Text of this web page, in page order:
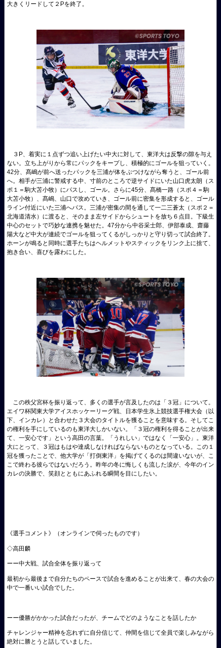
大きくリードして２Pを終了。
３P、着実に１点ずつ追い上げたい中大に対して、東洋大は反撃の隙を与え
ない。立ち上がりから常にパックをキープし、積極的にゴールを狙っていく。
42分、髙嶋が前へ送ったパックを三浦が体をぶつけながら奪うと、ゴール前
へ。相手が三浦に警戒する中、寸前のところで逆サイドにいた山口虎太朗（ス
ポ１＝駒大苫小牧）にパスし、ゴール。さらに45分、髙橋一路（スポ４＝駒
大苫小牧）、髙嶋、山口で攻めていき、ゴール前に密集を形成すると、ゴール
ライン付近にいた三浦へパス。三浦が密集の間を通して一二三蒼太（スポ２＝
北海道清水）に渡ると、そのまま左サイドからシュートを放ち６点目。下級生
中心のセットで巧妙な連携を魅せた。47分から中谷采士郎、伊部泰成、齋藤
陽大など中大が連続でゴールを狙ってくるがしっかりと守り切って試合終了。
ホーンが鳴ると同時に選手たちはヘルメットやスティックをリンク上に捨て、
抱き合い、喜びを露わにした。
この秩父宮杯を振り返って、多くの選手が言及したのは「３冠」について。
エイワ杯関東大学アイスホッケーリーグ戦、日本学生氷上競技選手権大会（以
下、インカレ）と合わせた３大会のタイトルを獲ることを意味する。そしてこ
の権利を手にしているのも東洋大しかいない。「３冠の権利を得ることが出来
て、一安心です」という高田の言葉。「うれしい」ではなく「一安心」。東洋
大にとって、３冠はもはや達成しなければならないものとなっている。この１
冠を獲ったことで、他大学が「打倒東洋」を掲げてくるのは間違いないが、こ
こで終わる彼らではないだろう。昨年の冬に悔しくも流した涙が、今年のイン
カレの決勝で、笑顔とともにあふれる瞬間を目にしたい。
《選手コメント》（オンラインで伺ったものです）
◇高田麟
ーー中大戦、試合全体を振り返って
最初から最後まで自分たちのペースで試合を進めることが出来て、春の大会の
中で一番いい試合でした。
ーー優勝がかかった試合だったが、チームでどのようなことを話したか
チャレンジャー精神を忘れずに自分信じて、仲間を信じて全員で楽しみながら
絶対に勝とうと話していました。